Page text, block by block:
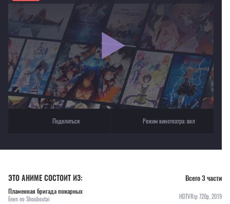
Если видео не работает, обновите страницу или выберите другой плеер!
Для просмотра некоторых аниме необходимо установить VPN
Текущее воспроизведение：Пламенная бригада пожарных [ТВ-3]
Поделиться Режим кинотеатра:вкл
ЭТО АНИМЕ СОСТОИТ ИЗ:
Всего 3 части
Пламенная бригада пожарных
Enen no Shouboutai HDTVRip 720p, 2019